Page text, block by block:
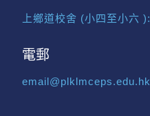
上鄉道校舍 (小四至小六 ):
電郵
email@plklmceps.edu.hk